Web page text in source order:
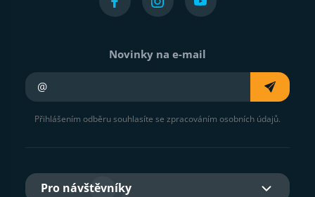
Novinky na e-mail
Přihlášením odběru souhlasíte se zpracováním osobních údajů.
Pro návštěvníky